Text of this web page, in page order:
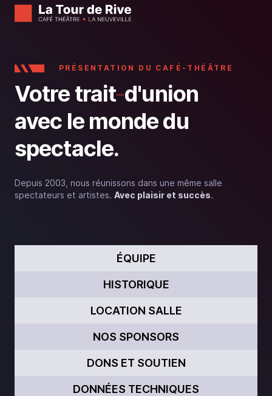
PRÉSENTATION DU CAFÉ-THÉÂTRE
Votre trait-d'union
avec le monde du
spectacle.
Depuis 2003, nous réunissons dans une même salle
spectateurs et artistes. Avec plaisir et succès.
ÉQUIPE
HISTORIQUE
LOCATION SALLE
NOS SPONSORS
DONS ET SOUTIEN
DONNÉES TECHNIQUES